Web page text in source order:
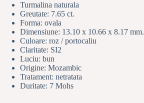
Turmalina naturala
Greutate: 7.65 ct.
Forma: ovala
Dimensiune: 13.10 x 10.66 x 8.17 mm.
Culoare: roz / portocaliu
Claritate: SI2
Luciu: bun
Origine: Mozambic
Tratament: netratata
Duritate: 7 Mohs